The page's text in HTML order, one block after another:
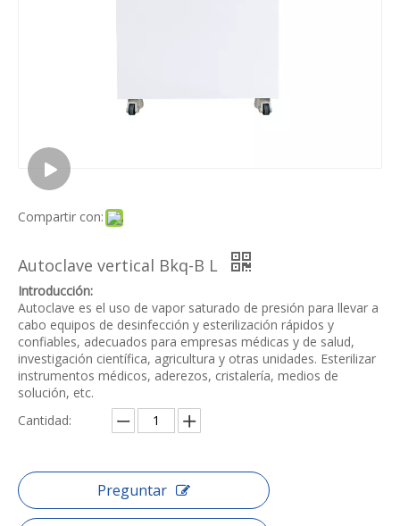
Compartir con:
Autoclave vertical Bkq-B L
Introducción:
Autoclave es el uso de vapor saturado de presión para llevar a
cabo equipos de desinfección y esterilización rápidos y
confiables, adecuados para empresas médicas y de salud,
investigación científica, agricultura y otras unidades. Esterilizar
instrumentos médicos, aderezos, cristalería, medios de
solución, etc.
Cantidad:
Preguntar